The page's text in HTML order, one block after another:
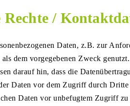
Rechte /
Daten, z.B. zur
als dem vorgegebenen Zweck
darauf hin, dass die
Daten vor dem Zugriff durch
Daten vor unbefugtem Zugriff